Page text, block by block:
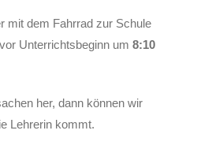
mit dem Fahrrad zur Schule
vor Unterrichtsbeginn um8:10
her, dann können wir
Lehrerin kommt.